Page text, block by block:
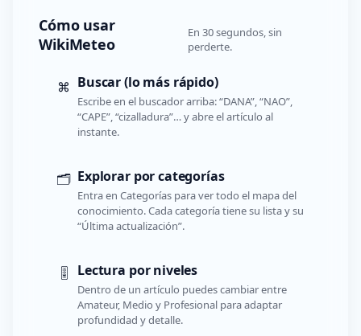
Cómo usar
WikiMeteo
En 30 segundos, sin
perderte.
⌘ Buscar (lo más rápido)
Escribe en el buscador arriba: “DANA”, “NAO”,
“CAPE”, “cizalladura”… y abre el artículo al
instante.
🗂️ Explorar por categorías
Entra en Categorías para ver todo el mapa del
conocimiento. Cada categoría tiene su lista y su
“Última actualización”.
🎚️ Lectura por niveles
Dentro de un artículo puedes cambiar entre
Amateur, Medio y Profesional para adaptar
profundidad y detalle.